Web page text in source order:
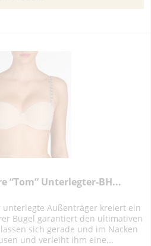
“Tom“ Unterlegter-BH...
unterlegte Außenträger kreiert ein
Bügel garantiert den ultimativen
sich gerade und im Nacken
und verleiht ihm eine...